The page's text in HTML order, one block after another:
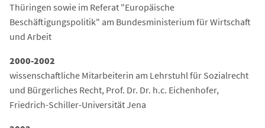
Thüringen sowie im Referat "Europäische
Beschäftigungspolitik" am Bundesministerium für Wirtschaft
und Arbeit
2000-2002
wissenschaftliche Mitarbeiterin am Lehrstuhl für Sozialrecht
und Bürgerliches Recht, Prof. Dr. Dr. h.c. Eichenhofer,
Friedrich-Schiller-Universität Jena